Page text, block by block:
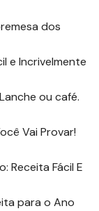
dos
e Incrivelmente
ou café.
Vai Provar!
Receita Fácil E
para o Ano